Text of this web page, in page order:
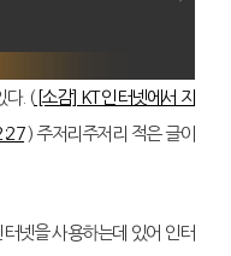
다. ([소감] KT 인터넷에서 지
) 주저리주저리 적은 글이
넷을 사용하는데 있어 인터